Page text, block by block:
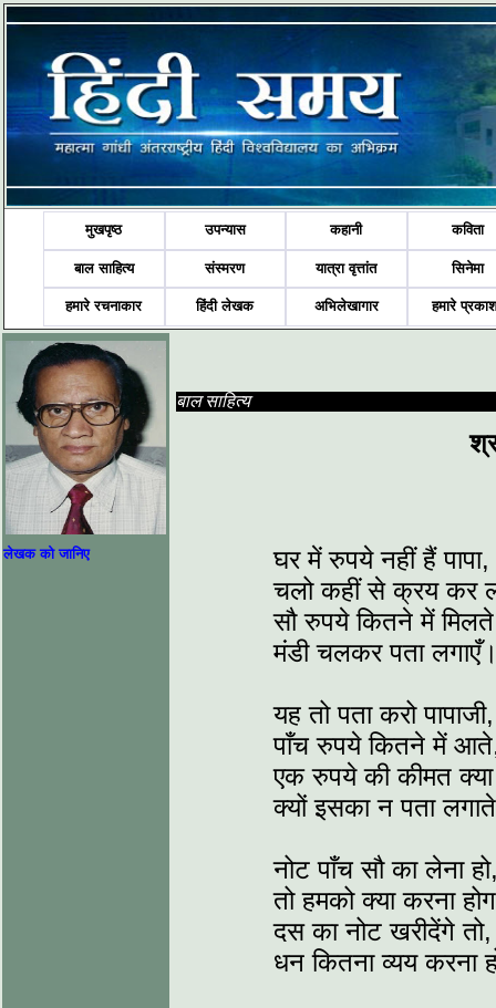
मुखपृष्ठ उपन्यास कहानी कविता
बाल साहित्य संस्मरण यात्रा वृत्तांत सिनेमा
हमारे रचनाकार हिंदी लेखक अभिलेखागार हमारे
लेखक को जानिए
बाल साहित्य
घर में रुपये नहीं हैं पापा,
चलो कहीं से क्रय कर
सौ रुपये कितने में
मंडी चलकर पता
यह तो पता करो पापाजी,
पाँच रुपये कितने में
एक रुपये की कीमत
क्यों इसका न पता
नोट पाँच सौ का लेना
तो हमको क्या करना
दस का नोट खरीदेंगे तो,
धन कितना व्यय करना